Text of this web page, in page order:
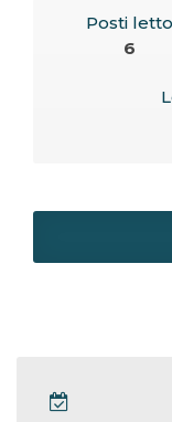
Posti letto
6